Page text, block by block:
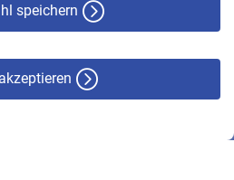
speichern